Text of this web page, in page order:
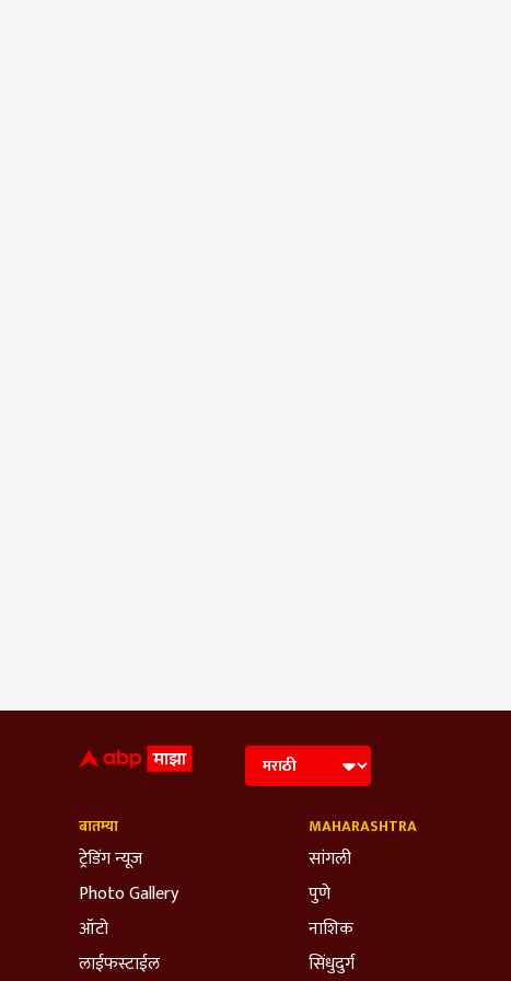
बातम्या
ट्रेडिंग न्यूज
Photo Gallery
ऑटो
लाईफस्टाईल
MAHARASHTRA
सांगली
पुणे
नाशिक
सिंधुदुर्ग